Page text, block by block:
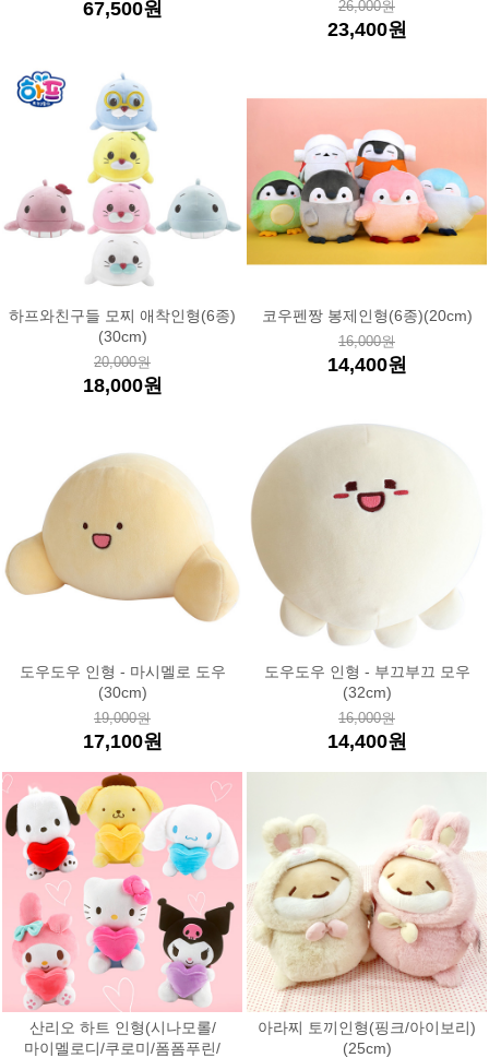
67,500원 26,000원
23,400원
하프와친구들 모찌 애착인형(6종)
(30cm)
20,000원
18,000원
코우펜짱 봉제인형(6종)(20cm)
16,000원
14,400원
도우도우 인형 - 마시멜로 도우
(30cm)
19,000원
17,100원
도우도우 인형 - 부끄부끄 모우
(32cm)
16,000원
14,400원
산리오 하트 인형(시나모롤/
마이멜로디/쿠로미/폼폼푸린/
아라찌 토끼인형(핑크/아이보리)
(25cm)